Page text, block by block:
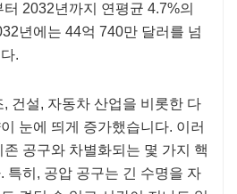
2032년까지 연평균 4.7%의
년에는 44억 740만 달러를 넘
.
건설, 자동차 산업을 비롯한 다
눈에 띄게 증가했습니다. 이러
공구와 차별화되는 몇 가지 핵
특히, 공압 공구는 긴 수명을 자